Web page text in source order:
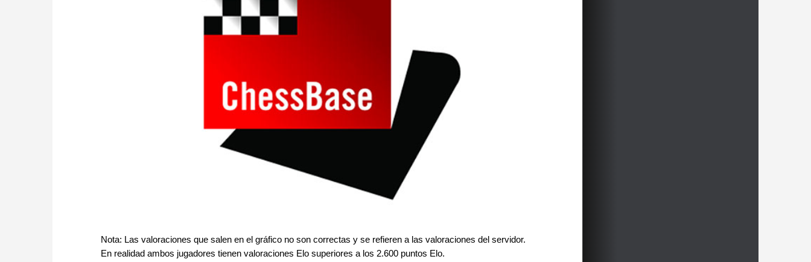
Nota: Las valoraciones que salen en el gráfico no son correctas y se refieren a las valoraciones del servidor.
En realidad ambos jugadores tienen valoraciones Elo superiores a los 2.600 puntos Elo.